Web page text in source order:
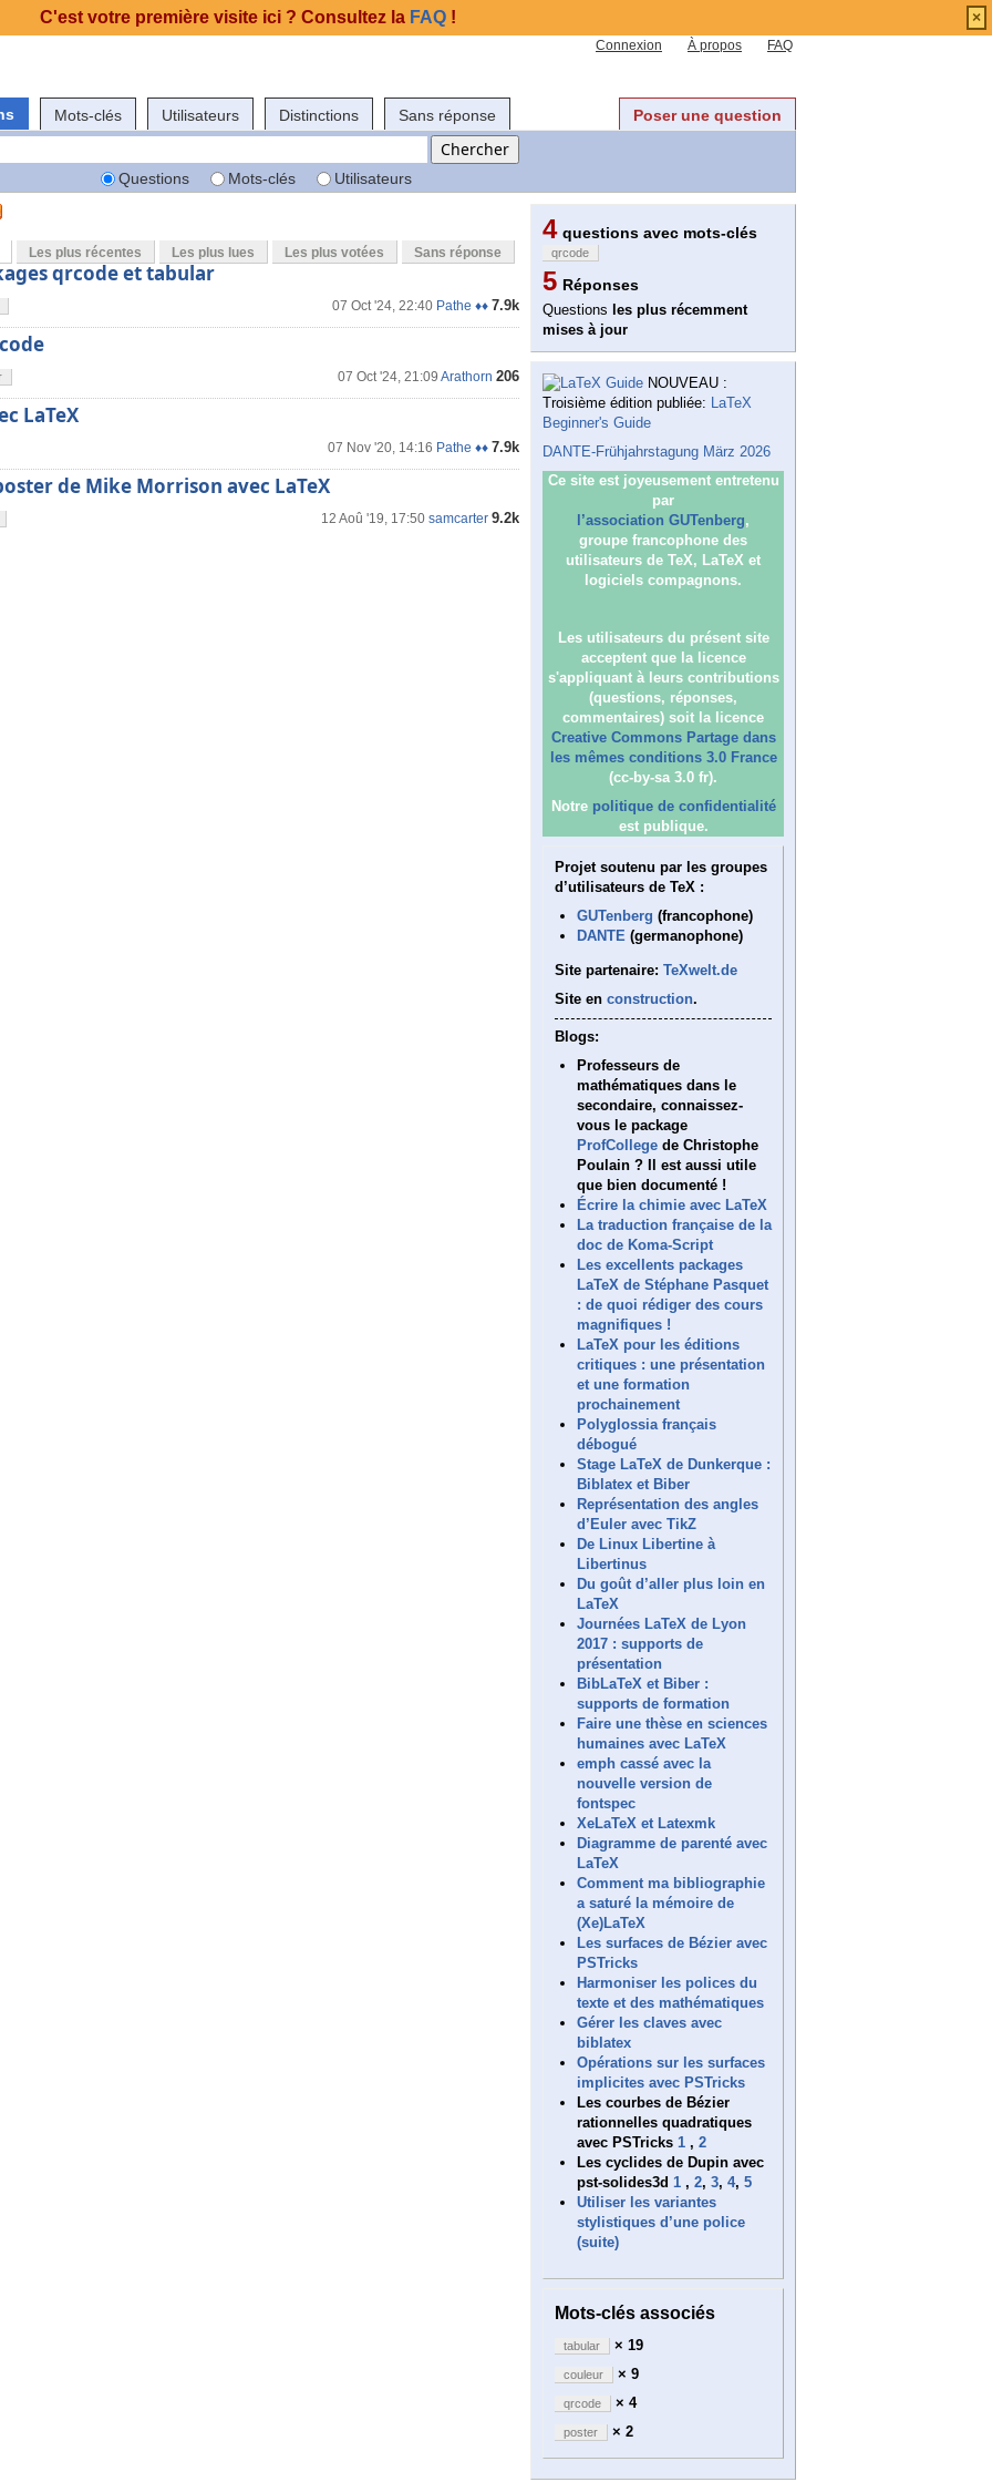
Connexion À propos FAQ
Mots-clés Utilisateurs Distinctions Sans réponse Poser une question
Questions Mots-clés Utilisateurs
Les plus récentes Les plus lues Les plus votées Sans réponse
qrcode et tabular
07 Oct '24, 22:40 Pathe ♦♦ 7.9k
07 Oct '24, 21:09 Arathorn 206
LaTeX
07 Nov '20, 14:16 Pathe ♦♦ 7.9k
de Mike Morrison avec LaTeX
12 Aoû '19, 17:50 samcarter 9.2k
4 questions avec mots-clés
qrcode
5 Réponses
Questions les plus récemment
mises à jour
NOUVEAU :
Troisième édition publiée: LaTeX
Beginner's Guide
DANTE-Frühjahrstagung März 2026
Ce site est joyeusement entretenu
par
l’association GUTenberg,
groupe francophone des
utilisateurs de TeX, LaTeX et
logiciels compagnons.
Les utilisateurs du présent site
acceptent que la licence
s'appliquant à leurs contributions
(questions, réponses,
commentaires) soit la licence
Creative Commons Partage dans
les mêmes conditions 3.0 France
(cc-by-sa 3.0 fr).
Notre politique de confidentialité
est publique.
Projet soutenu par les groupes
d’utilisateurs de TeX :
GUTenberg (francophone)
DANTE (germanophone)
Site partenaire: TeXwelt.de
Site en construction.
Blogs:
Professeurs de
mathématiques dans le
secondaire, connaissez-
vous le package
ProfCollege de Christophe
Poulain ? Il est aussi utile
que bien documenté !
Écrire la chimie avec LaTeX
La traduction française de la
doc de Koma-Script
Les excellents packages
LaTeX de Stéphane Pasquet
: de quoi rédiger des cours
magnifiques !
LaTeX pour les éditions
critiques : une présentation
et une formation
prochainement
Polyglossia français
débogué
Stage LaTeX de Dunkerque :
Biblatex et Biber
Représentation des angles
d’Euler avec TikZ
De Linux Libertine à
Libertinus
Du goût d’aller plus loin en
LaTeX
Journées LaTeX de Lyon
2017 : supports de
présentation
BibLaTeX et Biber :
supports de formation
Faire une thèse en sciences
humaines avec LaTeX
emph cassé avec la
nouvelle version de
fontspec
XeLaTeX et Latexmk
Diagramme de parenté avec
LaTeX
Comment ma bibliographie
a saturé la mémoire de
(Xe)LaTeX
Les surfaces de Bézier avec
PSTricks
Harmoniser les polices du
texte et des mathématiques
Gérer les claves avec
biblatex
Opérations sur les surfaces
implicites avec PSTricks
Les courbes de Bézier
rationnelles quadratiques
avec PSTricks 1 , 2
Les cyclides de Dupin avec
pst-solides3d 1 , 2, 3, 4, 5
Utiliser les variantes
stylistiques d’une police
(suite)
Mots-clés associés
tabular × 19
couleur × 9
qrcode × 4
poster × 2
C'est votre première visite ici ? Consultez la FAQ ! ×